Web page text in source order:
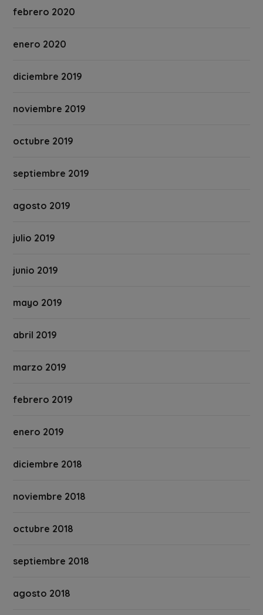
febrero 2020
enero 2020
diciembre 2019
noviembre 2019
octubre 2019
septiembre 2019
agosto 2019
julio 2019
junio 2019
mayo 2019
abril 2019
marzo 2019
febrero 2019
enero 2019
diciembre 2018
noviembre 2018
octubre 2018
septiembre 2018
agosto 2018